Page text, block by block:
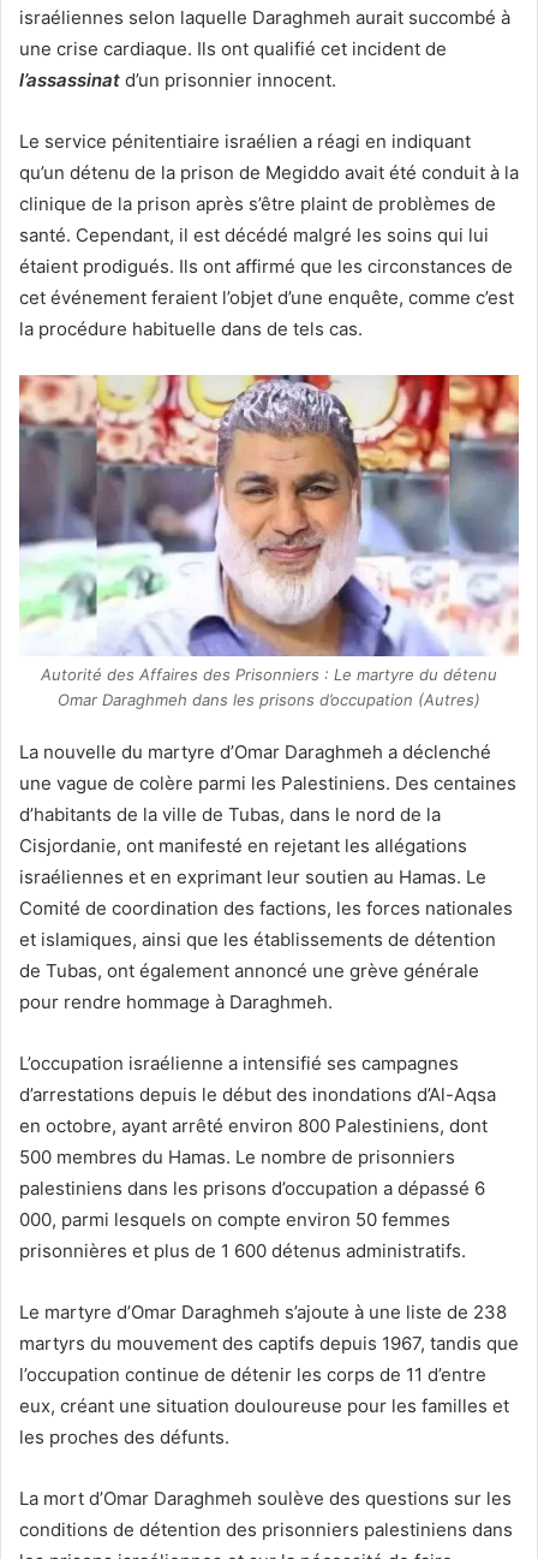
israéliennes selon laquelle Daraghmeh aurait succombé à
une crise cardiaque. Ils ont qualifié cet incident de
l’assassinat d’un prisonnier innocent.
Le service pénitentiaire israélien a réagi en indiquant
qu’un détenu de la prison de Megiddo avait été conduit à la
clinique de la prison après s’être plaint de problèmes de
santé. Cependant, il est décédé malgré les soins qui lui
étaient prodigués. Ils ont affirmé que les circonstances de
cet événement feraient l’objet d’une enquête, comme c’est
la procédure habituelle dans de tels cas.
Autorité des Affaires des Prisonniers : Le martyre du détenu
Omar Daraghmeh dans les prisons d’occupation (Autres)
La nouvelle du martyre d’Omar Daraghmeh a déclenché
une vague de colère parmi les Palestiniens. Des centaines
d’habitants de la ville de Tubas, dans le nord de la
Cisjordanie, ont manifesté en rejetant les allégations
israéliennes et en exprimant leur soutien au Hamas. Le
Comité de coordination des factions, les forces nationales
et islamiques, ainsi que les établissements de détention
de Tubas, ont également annoncé une grève générale
pour rendre hommage à Daraghmeh.
L’occupation israélienne a intensifié ses campagnes
d’arrestations depuis le début des inondations d’Al-Aqsa
en octobre, ayant arrêté environ 800 Palestiniens, dont
500 membres du Hamas. Le nombre de prisonniers
palestiniens dans les prisons d’occupation a dépassé 6
000, parmi lesquels on compte environ 50 femmes
prisonnières et plus de 1 600 détenus administratifs.
Le martyre d’Omar Daraghmeh s’ajoute à une liste de 238
martyrs du mouvement des captifs depuis 1967, tandis que
l’occupation continue de détenir les corps de 11 d’entre
eux, créant une situation douloureuse pour les familles et
les proches des défunts.
La mort d’Omar Daraghmeh soulève des questions sur les
conditions de détention des prisonniers palestiniens dans